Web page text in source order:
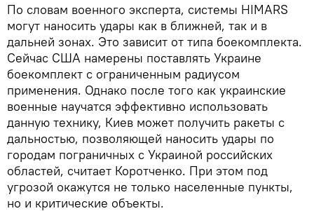
По словам военного эксперта, системы HIMARS
могут наносить удары как в ближней, так и в
дальней зонах. Это зависит от типа боекомплекта.
Сейчас США намерены поставлять Украине
боекомплект с ограниченным радиусом
применения. Однако после того как украинские
военные научатся эффективно использовать
данную технику, Киев может получить ракеты с
дальностью, позволяющей наносить удары по
городам пограничных с Украиной российских
областей, считает Коротченко. При этом под
угрозой окажутся не только населенные пункты,
но и критические объекты.